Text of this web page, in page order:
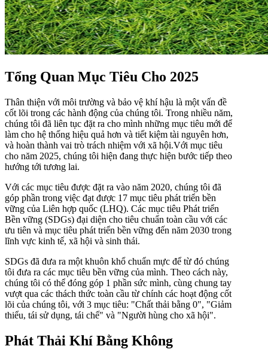
Tổng Quan Mục Tiêu Cho 2025
Thân thiện với môi trường và bảo vệ khí hậu là một vấn đề
cốt lõi trong các hành động của chúng tôi. Trong nhiều năm,
chúng tôi đã liên tục đặt ra cho mình những mục tiêu mới để
làm cho hệ thống hiệu quả hơn và tiết kiệm tài nguyên hơn,
và hoàn thành vai trò trách nhiệm với xã hội.Với mục tiêu
cho năm 2025, chúng tôi hiện đang thực hiện bước tiếp theo
hướng tới tương lai.
Với các mục tiêu được đặt ra vào năm 2020, chúng tôi đã
góp phần trong việc đạt được 17 mục tiêu phát triển bền
vững của Liên hợp quốc (LHQ). Các mục tiêu Phát triển
Bền vững (SDGs) đại diện cho tiêu chuẩn toàn cầu với các
ưu tiên và mục tiêu phát triển bền vững đến năm 2030 trong
lĩnh vực kinh tế, xã hội và sinh thái.
SDGs đã đưa ra một khuôn khổ chuẩn mực để từ đó chúng
tôi đưa ra các mục tiêu bền vững của mình. Theo cách này,
chúng tôi có thể đóng góp 1 phần sức mình, cùng chung tay
vượt qua các thách thức toàn cầu từ chính các hoạt động cốt
lõi của chúng tôi, với 3 mục tiêu: "Chất thải bằng 0", "Giảm
thiểu, tái sử dụng, tái chế" và "Người hùng cho xã hội".
Phát Thải Khí Bằng Không